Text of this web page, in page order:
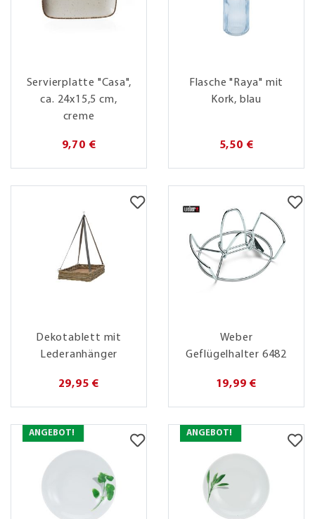
Servierplatte "Casa",
ca. 24x15,5 cm,
creme
9,70 €
Flasche "Raya" mit
Kork, blau
5,50 €
Dekotablett mit
Lederanhänger
29,95 €
Weber
Geflügelhalter 6482
19,99 €
ANGEBOT! ANGEBOT!